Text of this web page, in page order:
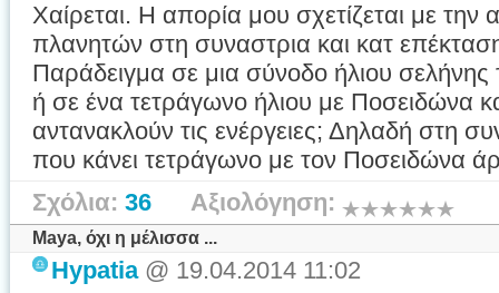
Χαίρεται. Η απορία μου σχετίζεται με
πλανητών στη συναστρια και κατ
Παράδειγμα σε μια σύνοδο ήλιου σελήνης
ή σε ένα τετράγωνο ήλιου με Ποσειδώνα
αντανακλούν τις ενέργειες; Δηλαδή στη
που κάνει τετράγωνο με τον Ποσειδώνα
Σχόλια: 36 Αξιολόγηση:
Maya, όχι η μέλισσα ...
Hypatia@ 19.04.2014 11:02